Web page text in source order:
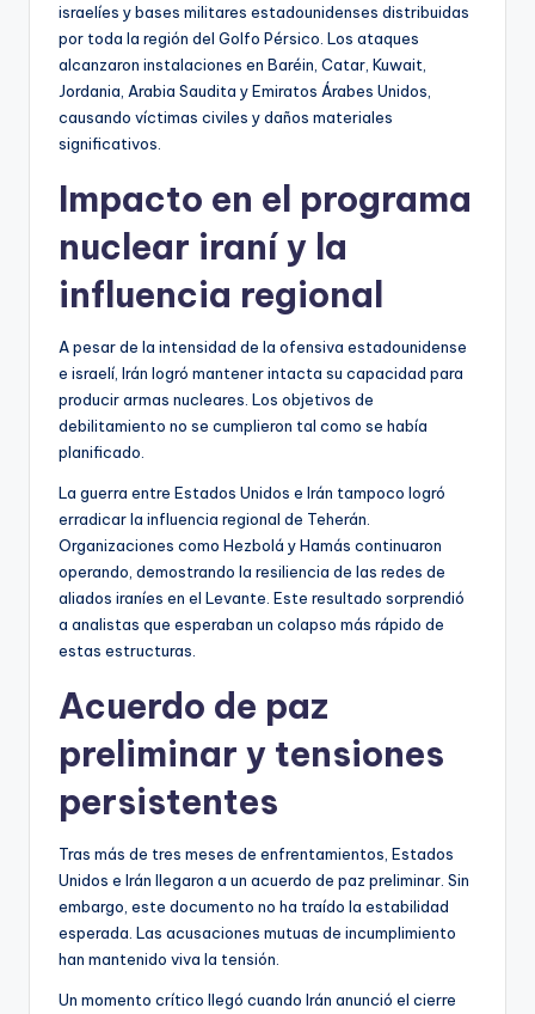
israelíes y bases militares estadounidenses distribuidas
por toda la región del Golfo Pérsico. Los ataques
alcanzaron instalaciones en Baréin, Catar, Kuwait,
Jordania, Arabia Saudita y Emiratos Árabes Unidos,
causando víctimas civiles y daños materiales
significativos.
Impacto en el programa
nuclear iraní y la
influencia regional
A pesar de la intensidad de la ofensiva estadounidense
e israelí, Irán logró mantener intacta su capacidad para
producir armas nucleares. Los objetivos de
debilitamiento no se cumplieron tal como se había
planificado.
La guerra entre Estados Unidos e Irán tampoco logró
erradicar la influencia regional de Teherán.
Organizaciones como Hezbolá y Hamás continuaron
operando, demostrando la resiliencia de las redes de
aliados iraníes en el Levante. Este resultado sorprendió
a analistas que esperaban un colapso más rápido de
estas estructuras.
Acuerdo de paz
preliminar y tensiones
persistentes
Tras más de tres meses de enfrentamientos, Estados
Unidos e Irán llegaron a un acuerdo de paz preliminar. Sin
embargo, este documento no ha traído la estabilidad
esperada. Las acusaciones mutuas de incumplimiento
han mantenido viva la tensión.
Un momento crítico llegó cuando Irán anunció el cierre